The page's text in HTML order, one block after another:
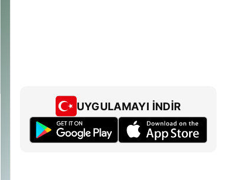
UYGULAMAYI İNDIR